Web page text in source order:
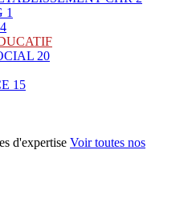
1
4
20
15
d'expertise Voir toutes nos